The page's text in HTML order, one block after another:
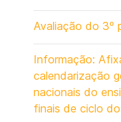
Avaliação do 3º
Informação:
calendarização
nacionais do
finais de ciclo